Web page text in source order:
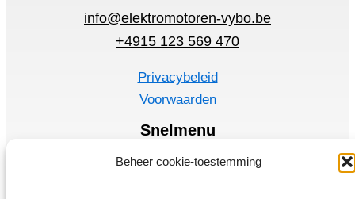
Beheer cookie-toestemming
info@elektromotoren-vybo.be
+4915 123 569 470
Privacybeleid
Voorwaarden
Snelmenu
Elektromotoren